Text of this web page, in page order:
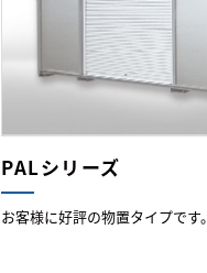
PALシリーズ
お客様に好評の物置タイプです。